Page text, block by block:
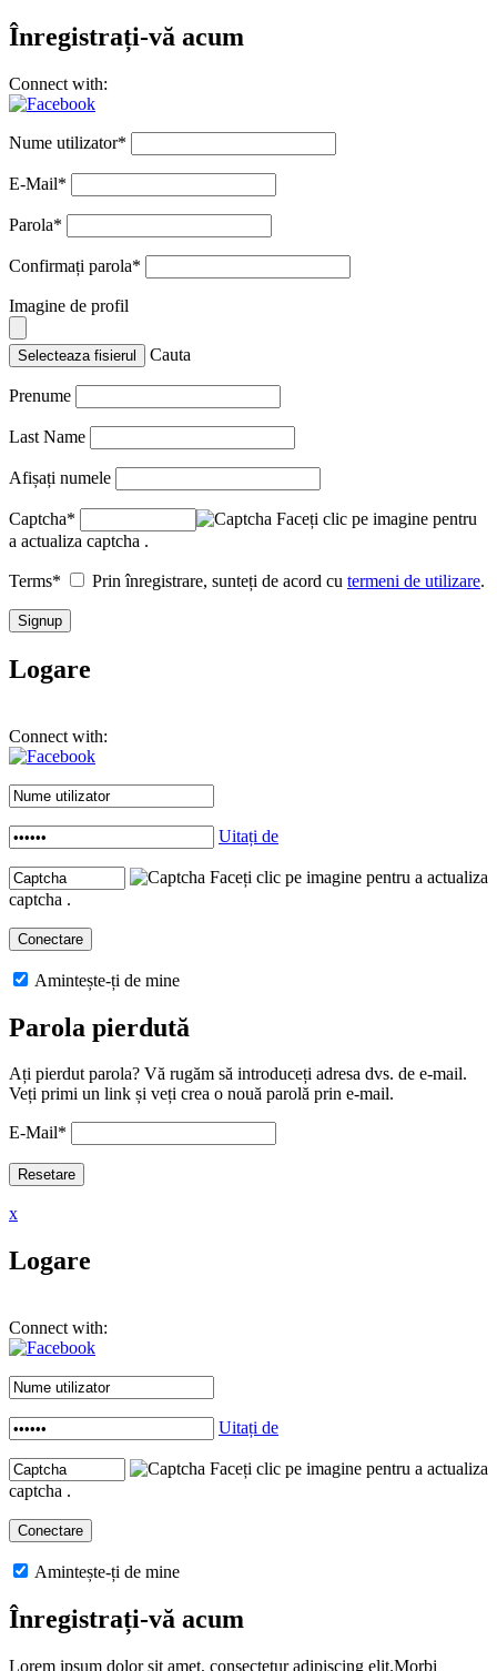
Înregistrați-vă acum
Connect with:
Nume utilizator*
E-Mail*
Parola*
Confirmați parola*
Imagine de profil
Selecteaza fisierul Cauta
Prenume
Last Name
Afișați numele
Captcha*
Faceți clic pe imagine pentru
a actualiza captcha .
Terms* Prin înregistrare, sunteți de acord cu termeni de utilizare.
Logare
Connect with:
Uitați de
Faceți clic pe imagine pentru a actualiza
captcha .
Amintește-ți de mine
Parola pierdută
Ați pierdut parola? Vă rugăm să introduceți adresa dvs. de e-mail.
Veți primi un link și veți crea o nouă parolă prin e-mail.
E-Mail*
x
Logare
Connect with:
Uitați de
Faceți clic pe imagine pentru a actualiza
captcha .
Amintește-ți de mine
Înregistrați-vă acum
Lorem ipsum dolor sit amet, consectetur adipiscing elit.Morbi